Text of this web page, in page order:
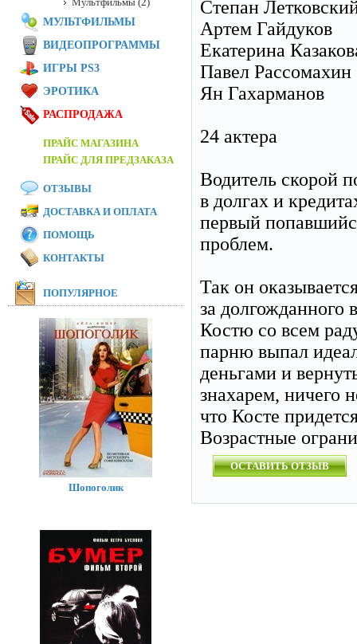
Степан
Артем Гайдуков
Екатерина
Павел Рассомахин
Ян Гахарманов
24 актера
Водитель скорой
в долгах и
первый
проблем.
Так он
за долгожданного
Костю со всем
парню выпал
деньгами и
знахарем, ничего
что Косте
Возрастные
ОСТАВИТЬ ОТЗЫВ
МУЛЬТФИЛЬМЫ
ВИДЕОПРОГРАММЫ
ИГРЫ PS3
ЭРОТИКА
РАСПРОДАЖА
ПРАЙС МАГАЗИНА
ПРАЙС ДЛЯ ПРЕДЗАКАЗА
ОТЗЫВЫ
ДОСТАВКА И ОПЛАТА
ПОМОЩЬ
КОНТАКТЫ
ПОПУЛЯРНОЕ
Шопоголик